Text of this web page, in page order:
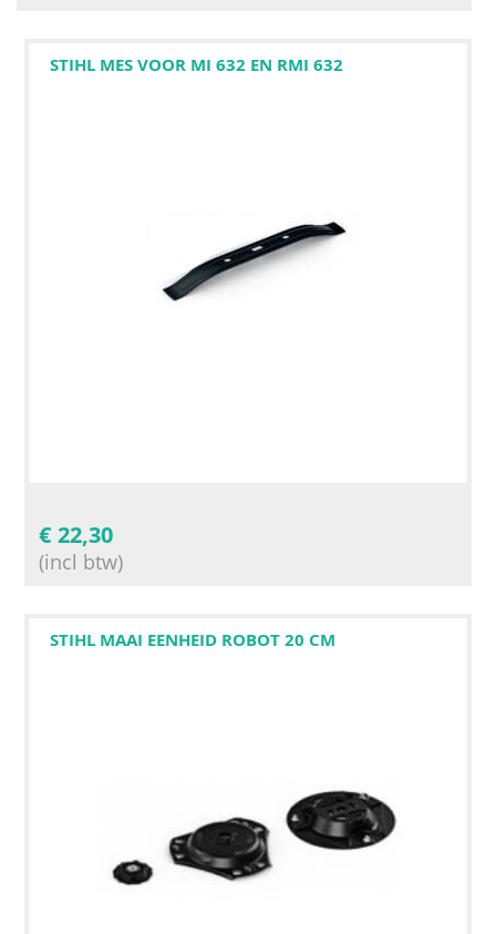
STIHL MES VOOR MI 632 EN RMI 632
€ 22,30
(incl btw)
STIHL MAAI EENHEID ROBOT 20 CM